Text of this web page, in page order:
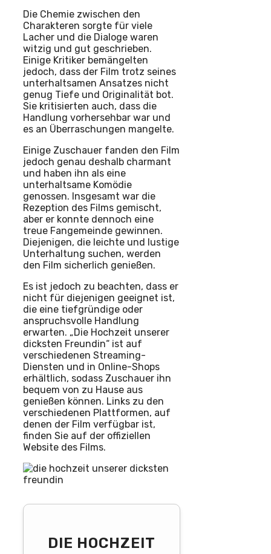
Die Chemie zwischen den
Charakteren sorgte für viele
Lacher und die Dialoge waren
witzig und gut geschrieben.
Einige Kritiker bemängelten
jedoch, dass der Film trotz seines
unterhaltsamen Ansatzes nicht
genug Tiefe und Originalität bot.
Sie kritisierten auch, dass die
Handlung vorhersehbar war und
es an Überraschungen mangelte.
Einige Zuschauer fanden den Film
jedoch genau deshalb charmant
und haben ihn als eine
unterhaltsame Komödie
genossen. Insgesamt war die
Rezeption des Films gemischt,
aber er konnte dennoch eine
treue Fangemeinde gewinnen.
Diejenigen, die leichte und lustige
Unterhaltung suchen, werden
den Film sicherlich genießen.
Es ist jedoch zu beachten, dass er
nicht für diejenigen geeignet ist,
die eine tiefgründige oder
anspruchsvolle Handlung
erwarten. „Die Hochzeit unserer
dicksten Freundin“ ist auf
verschiedenen Streaming-
Diensten und in Online-Shops
erhältlich, sodass Zuschauer ihn
bequem von zu Hause aus
genießen können. Links zu den
verschiedenen Plattformen, auf
denen der Film verfügbar ist,
finden Sie auf der offiziellen
Website des Films.
DIE HOCHZEIT